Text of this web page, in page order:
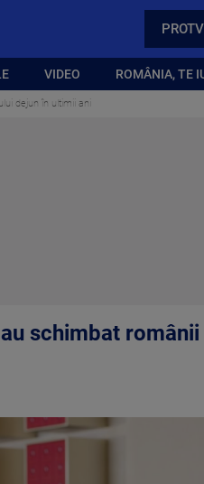
VIDEO ROMÂNIA, TE
dejun în ultimii ani
schimbat